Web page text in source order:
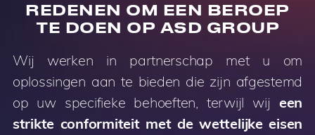
REDENEN OM EEN BEROEP
TE DOEN OP ASD GROUP
Wij werken in partnerschap met u om
oplossingen aan te bieden die zijn afgestemd
op uw specifieke behoeften, terwijl wij een
strikte conformiteit met de wettelijke eisen